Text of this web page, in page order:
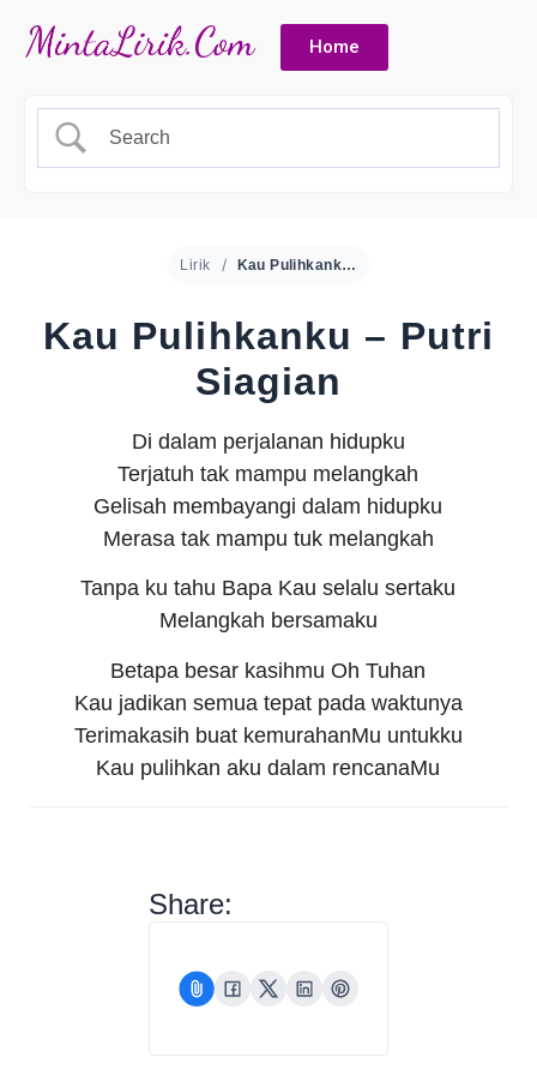
Home
Lirik Kau Pulihkanku – Putri Siagian
Kau Pulihkanku – Putri
Siagian
Di dalam perjalanan hidupku
Terjatuh tak mampu melangkah
Gelisah membayangi dalam hidupku
Merasa tak mampu tuk melangkah
Tanpa ku tahu Bapa Kau selalu sertaku
Melangkah bersamaku
Betapa besar kasihmu Oh Tuhan
Kau jadikan semua tepat pada waktunya
Terimakasih buat kemurahanMu untukku
Kau pulihkan aku dalam rencanaMu
Share: